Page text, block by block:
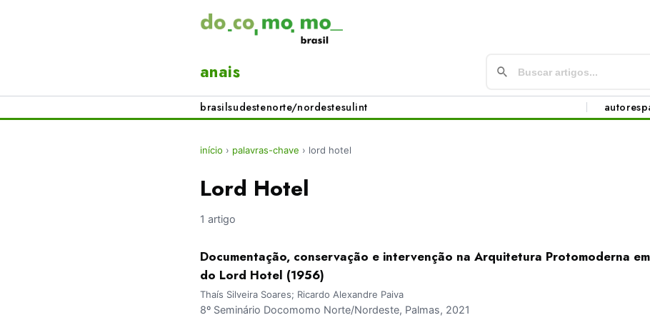
anais
brasilsudestenorte/nordestesulint autores
início › palavras-chave › lord hotel
Lord Hotel
1 artigo
Documentação, conservação e intervenção na Arquitetura Protomoderna
do Lord Hotel (1956)
Thaís Silveira Soares; Ricardo Alexandre Paiva
8º Seminário Docomomo Norte/Nordeste, Palmas, 2021